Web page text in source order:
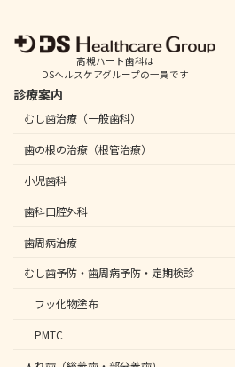
高槻ハート歯科は
DSヘルスケアグループの一員です
診療案内
むし歯治療（一般歯科）
歯の根の治療（根管治療）
小児歯科
歯科口腔外科
歯周病治療
むし歯予防・歯周病予防・定期検診
フッ化物塗布
PMTC